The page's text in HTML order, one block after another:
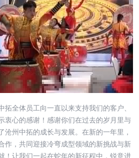
全体员工向一直以来支持我们的客户、
衷心的感谢！感谢你们在过去的岁月里与
沧州中拓的成长与发展。在新的一年里，
作，共同迎接冷弯成型领域的新挑战与新
！让我们一起在蛇年的新征程中，锐意进